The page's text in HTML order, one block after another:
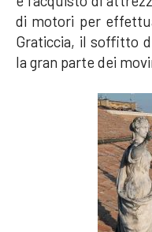
di motori per
Graticcia, il soffitto
la gran parte dei